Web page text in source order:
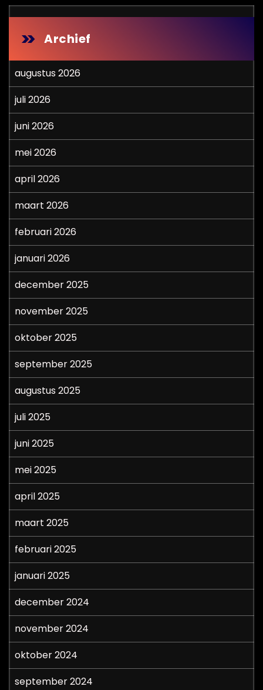
Archief
augustus 2026
juli 2026
juni 2026
mei 2026
april 2026
maart 2026
februari 2026
januari 2026
december 2025
november 2025
oktober 2025
september 2025
augustus 2025
juli 2025
juni 2025
mei 2025
april 2025
maart 2025
februari 2025
januari 2025
december 2024
november 2024
oktober 2024
september 2024